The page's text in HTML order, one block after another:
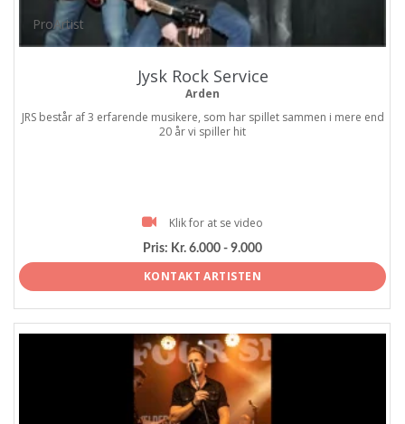
ProArtist
Jysk Rock Service
Arden
JRS består af 3 erfarende musikere, som har spillet sammen i mere end
20 år vi spiller hit
Klik for at se video
Pris: Kr. 6.000 - 9.000
KONTAKT ARTISTEN